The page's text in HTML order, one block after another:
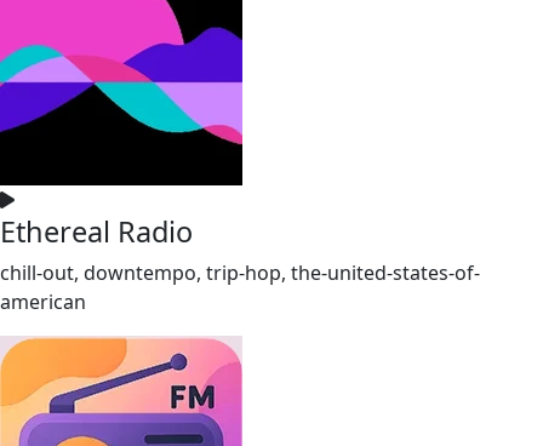
Ethereal Radio
chill-out, downtempo, trip-hop, the-united-states-of-
american